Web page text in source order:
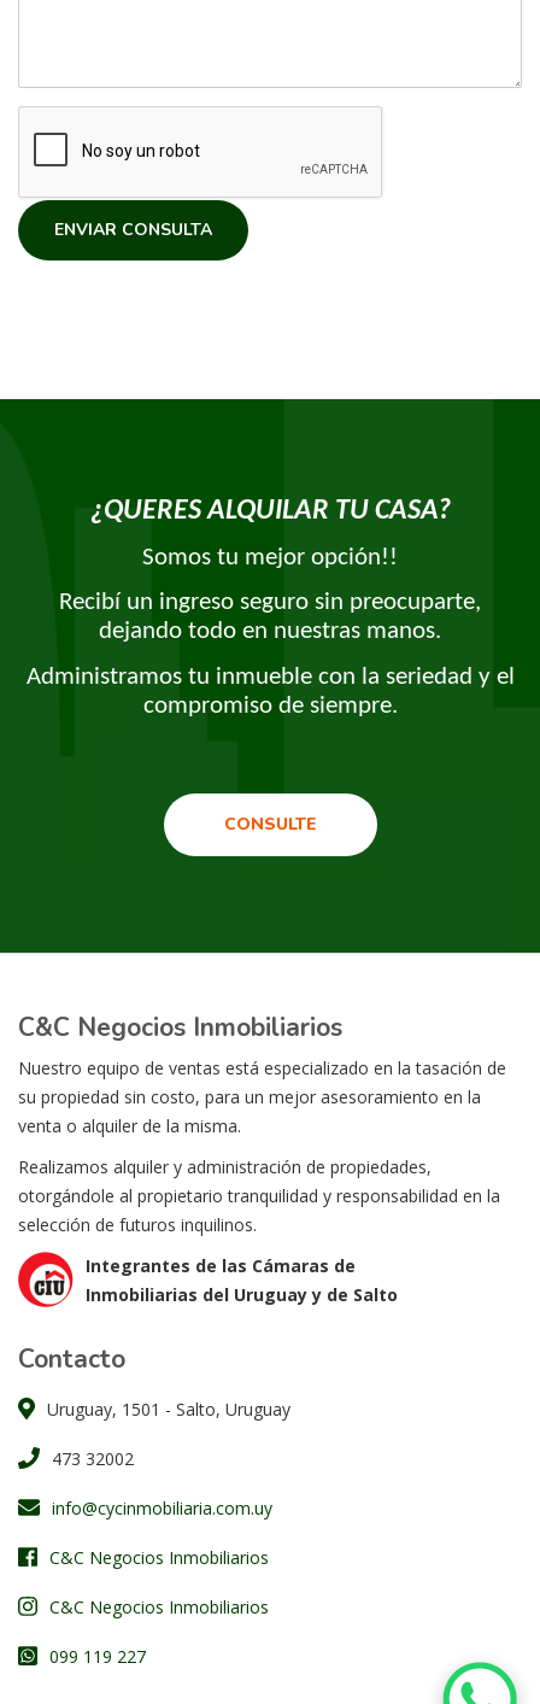
ENVIAR CONSULTA
¿QUERES ALQUILAR TU CASA?
Somos tu mejor opción!!
Recibí un ingreso seguro sin preocuparte,
dejando todo en nuestras manos.
Administramos tu inmueble con la seriedad y el
compromiso de siempre.
CONSULTE
C&C Negocios Inmobiliarios
Nuestro equipo de ventas está especializado en la tasación de
su propiedad sin costo, para un mejor asesoramiento en la
venta o alquiler de la misma.
Realizamos alquiler y administración de propiedades,
otorgándole al propietario tranquilidad y responsabilidad en la
selección de futuros inquilinos.
Integrantes de las Cámaras de
Inmobiliarias del Uruguay y de Salto
Contacto
Uruguay, 1501 - Salto, Uruguay
473 32002
info@cycinmobiliaria.com.uy
C&C Negocios Inmobiliarios
C&C Negocios Inmobiliarios
099 119 227